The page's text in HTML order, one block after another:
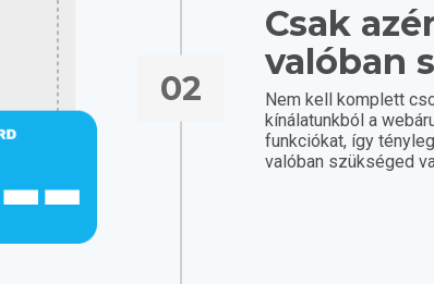
02
Csak
valóban
Nem kell komplett
kínálatunkból a
funkciókat, így
valóban szükséged